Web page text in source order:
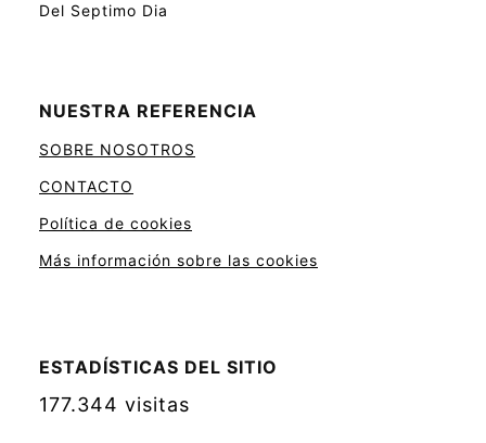
Del Septimo Dia
NUESTRA REFERENCIA
SOBRE NOSOTROS
CONTACTO
Política de cookies
Más información sobre las cookies
ESTADÍSTICAS DEL SITIO
177.344 visitas